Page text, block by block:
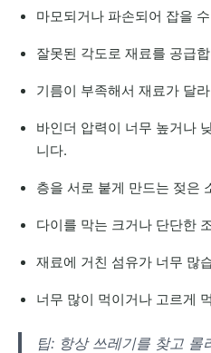
마모되거나 파손되어 잡을
잘못된 각도로 재료를 공급
기름이 부족해서 재료가 달
바인더 압력이 너무 높거나
니다.
층을 서로 붙게 만드는 젖은
다이를 막는 크거나 단단한
재료에 거친 섬유가 너무 많
너무 많이 먹이거나 고르게
팁: 항상 쓰레기를 찾고